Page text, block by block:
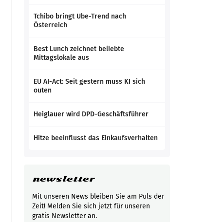
Tchibo bringt Ube-Trend nach
Österreich
Best Lunch zeichnet beliebte
Mittagslokale aus
EU AI-Act: Seit gestern muss KI sich
outen
Heiglauer wird DPD-Geschäftsführer
Hitze beeinflusst das Einkaufsverhalten
newsletter
Mit unseren News bleiben Sie am Puls der
Zeit! Melden Sie sich jetzt für unseren
gratis Newsletter an.